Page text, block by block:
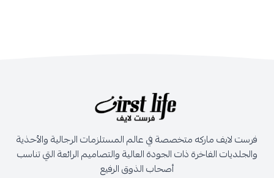
فرست لايف ماركه متخصصة في عالم المستلزمات الرجالية والأحذية
والجلديات الفاخرة ذات الجودة العالية والتصاميم الرائعة التي تناسب
أصحاب الذوق الرفيع